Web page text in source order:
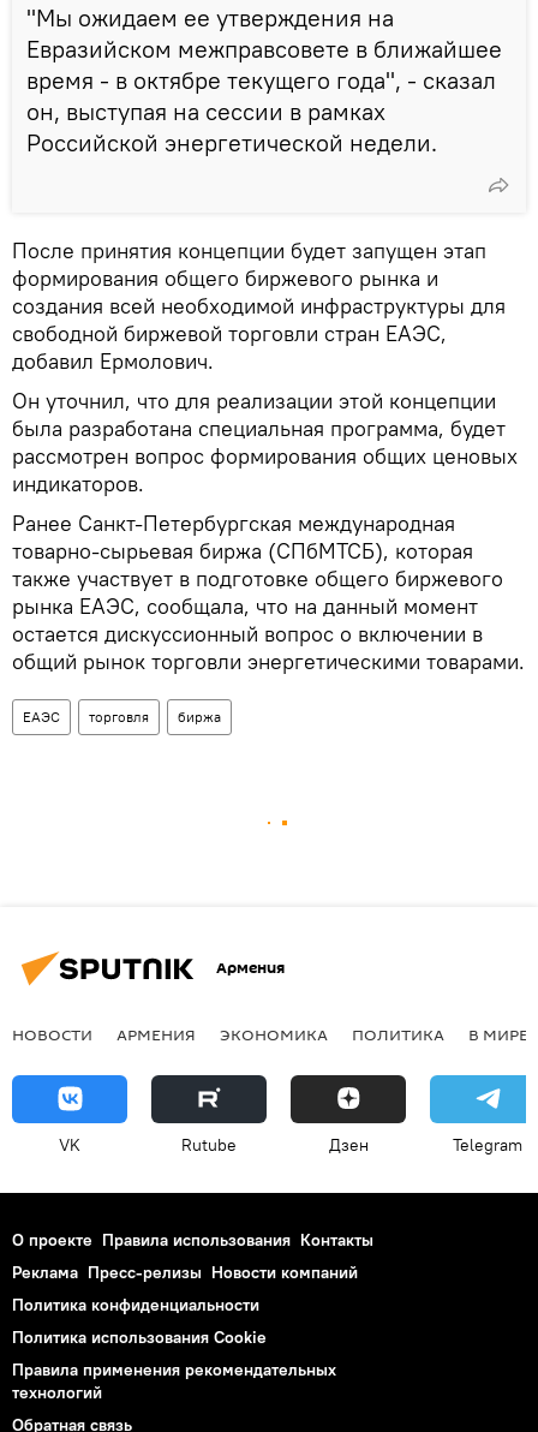
"Мы ожидаем ее утверждения на
Евразийском межправсовете в ближайшее
время - в октябре текущего года", - сказал
он, выступая на сессии в рамках
Российской энергетической недели.
После принятия концепции будет запущен этап
формирования общего биржевого рынка и
создания всей необходимой инфраструктуры для
свободной биржевой торговли стран ЕАЭС,
добавил Ермолович.
Он уточнил, что для реализации этой концепции
была разработана специальная программа, будет
рассмотрен вопрос формирования общих ценовых
индикаторов.
Ранее Санкт-Петербургская международная
товарно-сырьевая биржа (СПбМТСБ), которая
также участвует в подготовке общего биржевого
рынка ЕАЭС, сообщала, что на данный момент
остается дискуссионный вопрос о включении в
общий рынок торговли энергетическими товарами.
ЕАЭС торговля биржа
Армения
НОВОСТИ АРМЕНИЯ ЭКОНОМИКА ПОЛИТИКА В МИРЕ
VK Rutube Дзен Telegram
О проекте Правила использования Контакты
Реклама Пресс-релизы Новости компаний
Политика конфиденциальности
Политика использования Cookie
Правила применения рекомендательных
технологий
Обратная связь